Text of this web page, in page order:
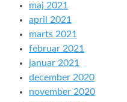
maj 2021
april 2021
marts 2021
februar 2021
januar 2021
december 2020
november 2020